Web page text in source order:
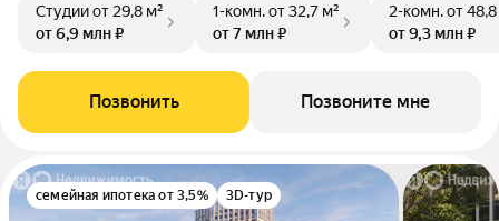
Студииот 29,8 м²
от 6,9 млн ₽
1-комн.от 32,7 м²
от 7 млн ₽
2-комн.от
от 9,3 млн ₽
Позвонить Позвоните мне
семейная ипотека от 3,5% 3D-тур